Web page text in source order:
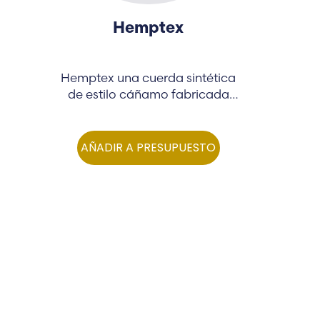
Hemptex
Hemptex una cuerda sintética
de estilo cáñamo fabricada
AÑADIR A PRESUPUESTO